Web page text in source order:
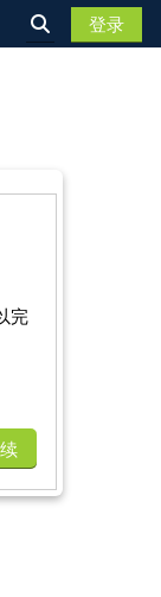
切换搜索输入
登录
完